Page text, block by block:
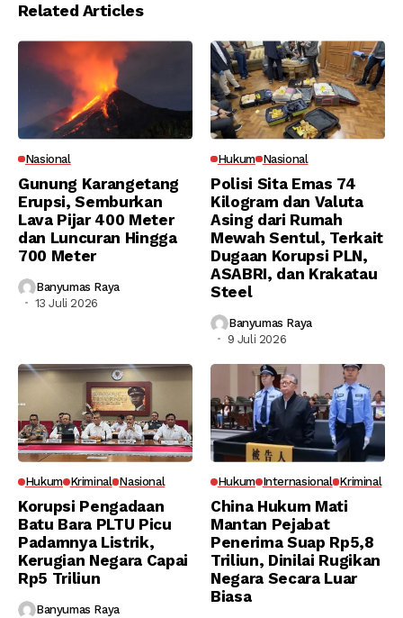
Related Articles
Nasional
Gunung Karangetang
Erupsi, Semburkan
Lava Pijar 400 Meter
dan Luncuran Hingga
700 Meter
Banyumas Raya
13 Juli 2026
Hukum Nasional
Polisi Sita Emas 74
Kilogram dan Valuta
Asing dari Rumah
Mewah Sentul, Terkait
Dugaan Korupsi PLN,
ASABRI, dan Krakatau
Steel
Banyumas Raya
9 Juli 2026
Hukum Kriminal Nasional
Korupsi Pengadaan
Batu Bara PLTU Picu
Padamnya Listrik,
Kerugian Negara Capai
Rp5 Triliun
Banyumas Raya
Hukum Internasional Kriminal
China Hukum Mati
Mantan Pejabat
Penerima Suap Rp5,8
Triliun, Dinilai Rugikan
Negara Secara Luar
Biasa